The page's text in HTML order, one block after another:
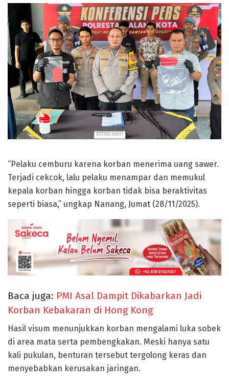
“Pelaku cemburu karena korban menerima uang sawer.
Terjadi cekcok, lalu pelaku menampar dan memukul
kepala korban hingga korban tidak bisa beraktivitas
seperti biasa,” ungkap Nanang, Jumat (28/11/2025).
Baca juga: PMI Asal Dampit Dikabarkan Jadi
Korban Kebakaran di Hong Kong
Hasil visum menunjukkan korban mengalami luka sobek
di area mata serta pembengkakan. Meski hanya satu
kali pukulan, benturan tersebut tergolong keras dan
menyebabkan kerusakan jaringan.